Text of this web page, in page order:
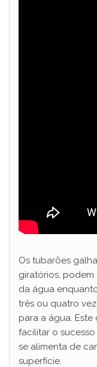
Os tubarões
giratórios, podem
da água
três ou quatro
para a água.
facilitar o
se alimenta de
superfície.